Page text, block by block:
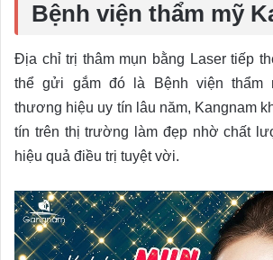
Bệnh viện thẩm mỹ
Địa chỉ trị thâm mụn bằng Laser tiếp
thể gửi gắm đó là Bệnh viện thẩm
thương hiệu uy tín lâu năm, Kangnam
tín trên thị trường làm đẹp nhờ chất
hiệu quả điều trị tuyệt vời.